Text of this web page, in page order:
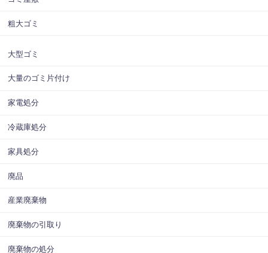
粗大ゴミ
大型ゴミ
大量のゴミ片付け
家電処分
冷蔵庫処分
家具処分
廃品
産業廃棄物
廃棄物の引取り
廃棄物の処分